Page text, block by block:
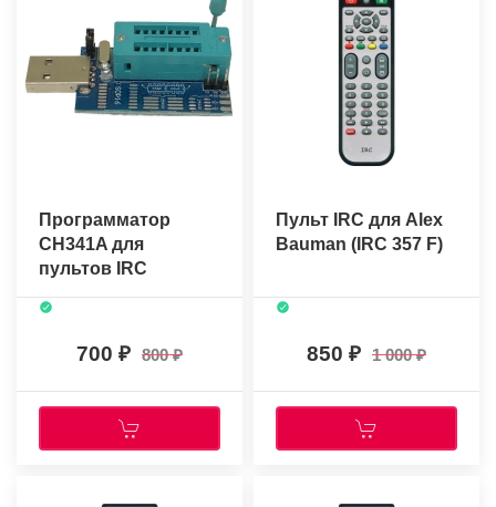
Программатор
CH341A для
пультов IRC
700 800
Пульт IRC для Alex
Bauman (IRC 357 F)
850 1 000